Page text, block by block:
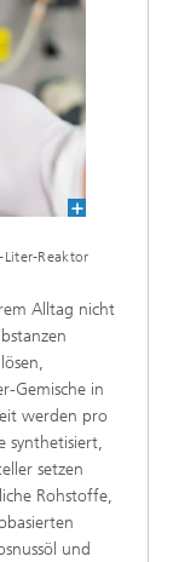
Reaktor
Alltag nicht
Gemische in
werden pro
synthetisiert,
setzen
Rohstoffe,
und